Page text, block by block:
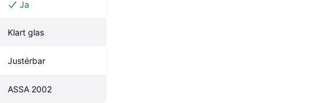
Ja
Klart glas
Justérbar
ASSA 2002